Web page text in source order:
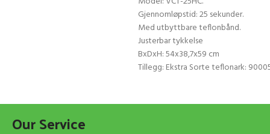
Gjennomløpstid: 25 sekunder.
Med utbyttbare teflonbånd.
Justerbar tykkelse
BxDxH: 54x38,7x59 cm
Tillegg: Ekstra Sorte teflonark:
Our Service